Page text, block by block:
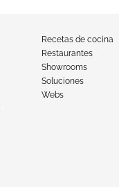
Recetas de cocina
Restaurantes
Showrooms
Soluciones
Webs